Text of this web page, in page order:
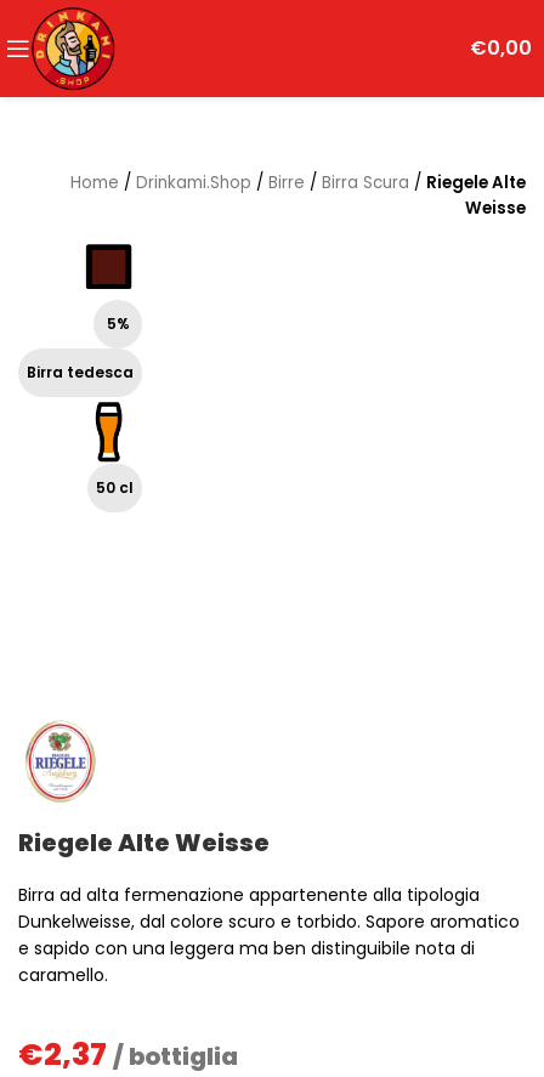
€0,00
Home / Drinkami.Shop / Birre / Birra Scura / Riegele Alte
Weisse
5%
Birra tedesca
50 cl
Riegele Alte Weisse
Birra ad alta fermenazione appartenente alla tipologia
Dunkelweisse, dal colore scuro e torbido. Sapore aromatico
e sapido con una leggera ma ben distinguibile nota di
caramello.
€2,37 / bottiglia